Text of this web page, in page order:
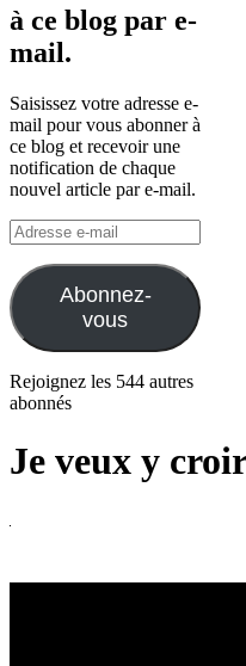
à ce blog par e-
mail.
Saisissez votre adresse e-
mail pour vous abonner à
ce blog et recevoir une
notification de chaque
nouvel article par e-mail.
Adresse
e-
mail
Abonnez-
vous
Rejoignez les 544 autres
abonnés
Je veux y